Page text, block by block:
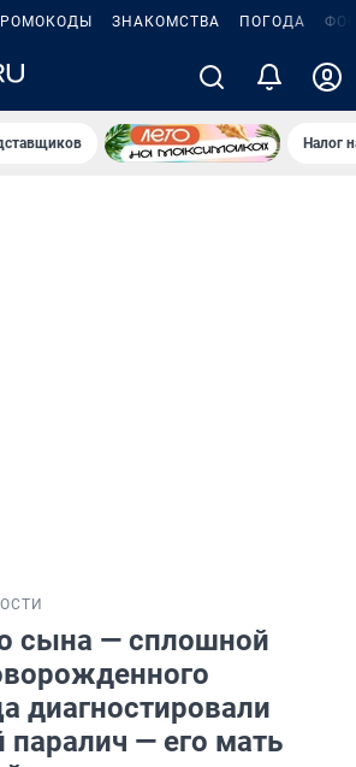
ЗНАКОМСТВА ПОГОДА
Налог
сына — сплошной
диагностировали
паралич — его мать